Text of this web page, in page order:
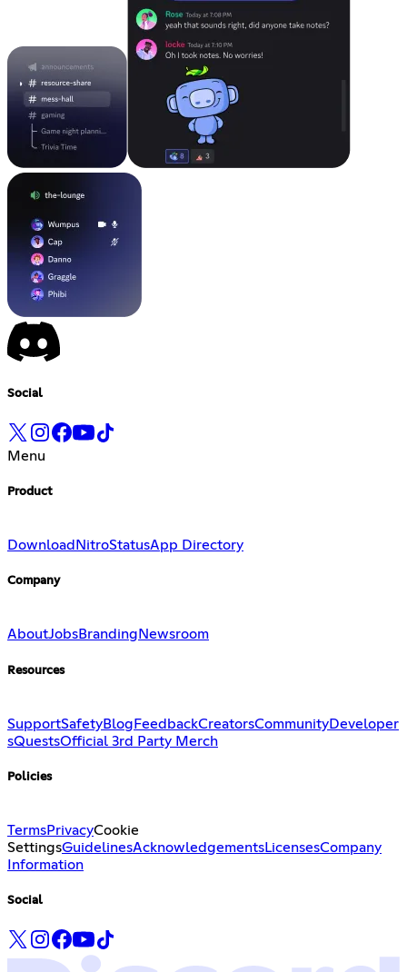
Social
Menu
Product
Download NitroStatusApp Directory
Company
AboutJobsBranding Newsroom
Resources
SupportSafetyBlog FeedbackCreatorsCommunityDeveloper
sQuestsOfficial 3rd Party Merch
Policies
TermsPrivacyCookie
SettingsGuidelinesAcknowledgementsLicensesCompany
Information
Social